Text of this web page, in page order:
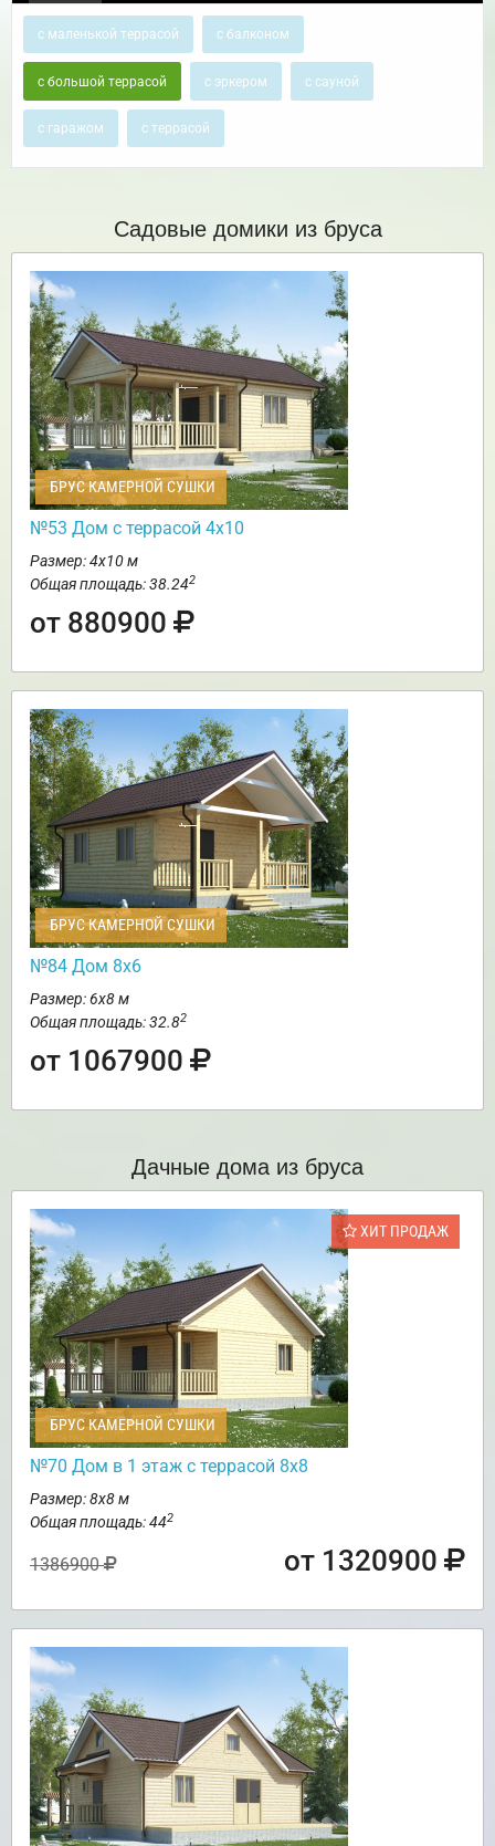
с маленькой террасой с балконом
с большой террасой с эркером с сауной
с гаражом с террасой
Садовые домики из бруса
БРУС КАМЕРНОЙ СУШКИ
№53 Дом с террасой 4х10
Размер: 4х10 м
Общая площадь: 38.242
от 880900
БРУС КАМЕРНОЙ СУШКИ
№84 Дом 8х6
Размер: 6х8 м
Общая площадь: 32.82
от 1067900
Дачные дома из бруса
ХИТ ПРОДАЖ
БРУС КАМЕРНОЙ СУШКИ
№70 Дом в 1 этаж с террасой 8х8
Размер: 8х8 м
Общая площадь: 442
1386900 от 1320900